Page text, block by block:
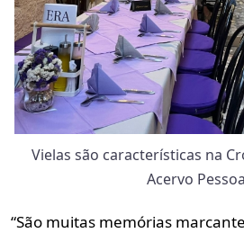
Vielas são características na
Acervo
“São muitas memórias